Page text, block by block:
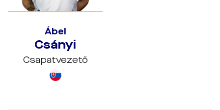
Ábel
Csányi
Csapatvezető